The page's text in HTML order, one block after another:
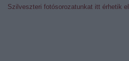
Szilveszteri fotósorozatunkat itt érhetik el.